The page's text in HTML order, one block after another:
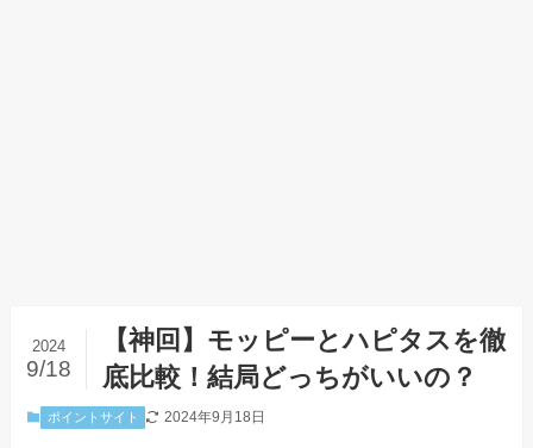
【神回】モッピーとハピタスを徹
底比較！結局どっちがいいの？
2024
9/18
ポイントサイト 2024年9月18日